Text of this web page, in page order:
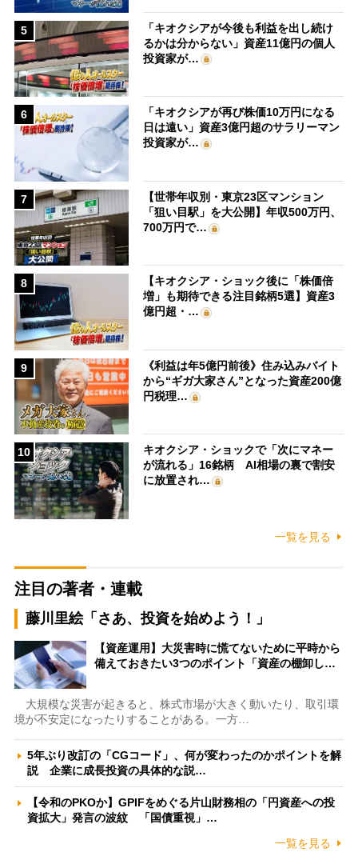
5
「キオクシアが今後も利益を出し続け
るかは分からない」資産11億円の個人
投資家が…
6
「キオクシアが再び株価10万円になる
日は遠い」資産3億円超のサラリーマン
投資家が…
7
【世帯年収別・東京23区マンション
「狙い目駅」を大公開】年収500万円、
700万円で…
8
【キオクシア・ショック後に「株価倍
増」も期待できる注目銘柄5選】資産3
億円超・…
9
《利益は年5億円前後》住み込みバイト
から“ギガ大家さん”となった資産200億
円税理…
10
キオクシア・ショックで「次にマネー
が流れる」16銘柄 AI相場の裏で割安
に放置され…
一覧を見る
注目の著者・連載
藤川里絵「さあ、投資を始めよう！」
【資産運用】大災害時に慌てないために平時から
備えておきたい3つのポイント「資産の棚卸し…
大規模な災害が起きると、株式市場が大きく動いたり、取引環
境が不安定になったりすることがある。一方…
5年ぶり改訂の「CGコード」、何が変わったのかポイントを解
説 企業に成長投資の具体的な説…
【令和のPKOか】GPIFをめぐる片山財務相の「円資産への投
資拡大」発言の波紋 「国債重視」…
一覧を見る